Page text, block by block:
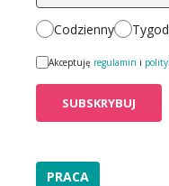
Codzienny
Akceptuję regulamin i
PRACA